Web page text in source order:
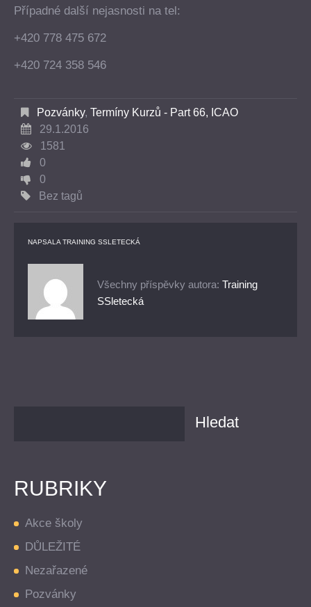
Případné další nejasnosti na tel:
+420 778 475 672
+420 724 358 546
Pozvánky, Termíny Kurzů - Part 66, ICAO
29.1.2016
1581
0
0
Bez tagů
NAPSALATRAINING SSLETECKÁ
Všechny příspěvky autora: Training
SSletecká
RUBRIKY
Akce školy
DŮLEŽITÉ
Nezařazené
Pozvánky